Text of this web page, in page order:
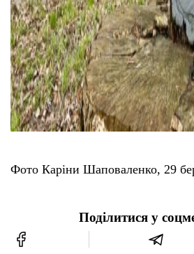
Фото Каріни Шаповаленко, 29
Поділитися у